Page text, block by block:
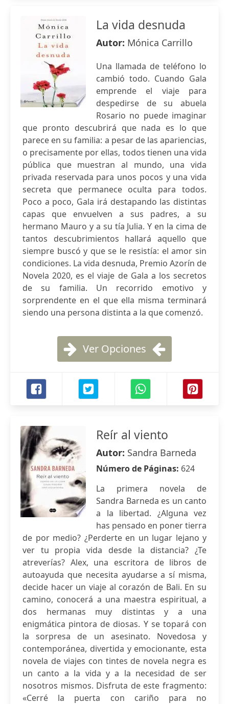
La vida desnuda
Autor: Mónica Carrillo
Una llamada de teléfono lo
cambió todo. Cuando Gala
emprende el viaje para
despedirse de su abuela
Rosario no puede imaginar
que pronto descubrirá que nada es lo que
parece en su familia: a pesar de las apariencias,
o precisamente por ellas, todos tienen una vida
pública que muestran al mundo, una vida
privada reservada para unos pocos y una vida
secreta que permanece oculta para todos.
Poco a poco, Gala irá destapando las distintas
capas que envuelven a sus padres, a su
hermano Mauro y a su tía Julia. Y en la cima de
tantos descubrimientos hallará aquello que
siempre buscó y que se le resistía: el amor sin
condiciones. La vida desnuda, Premio Azorín de
Novela 2020, es el viaje de Gala a los secretos
de su familia. Un recorrido emotivo y
sorprendente en el que ella misma terminará
siendo una persona distinta a la que comenzó.
Ver Opciones
Reír al viento
Autor: Sandra Barneda
Número de Páginas: 624
La primera novela de
Sandra Barneda es un canto
a la libertad. ¿Alguna vez
has pensado en poner tierra
de por medio? ¿Perderte en un lugar lejano y
ver tu propia vida desde la distancia? ¿Te
atreverías? Alex, una escritora de libros de
autoayuda que necesita ayudarse a sí misma,
decide hacer un viaje al corazón de Bali. En su
camino, conocerá a una maestra espiritual, a
dos hermanas muy distintas y a una
enigmática pintora de diosas. Y se topará con
la sorpresa de un asesinato. Novedosa y
contemporánea, divertida y emocionante, esta
novela de viajes con tintes de novela negra es
un canto a la vida y a la necesidad de ser
nosotros mismos. Disfruta de este fragmento:
«Cerré la puerta con cariño para no